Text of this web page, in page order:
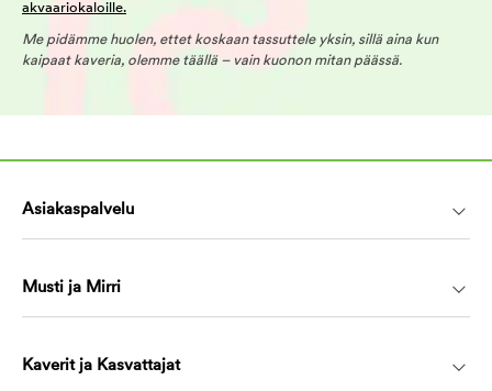
akvaariokaloille.
Me pidämme huolen, ettet koskaan tassuttele yksin, sillä aina kun
kaipaat kaveria, olemme täällä – vain kuonon mitan päässä.
Asiakaspalvelu
Musti ja Mirri
Kaverit ja Kasvattajat